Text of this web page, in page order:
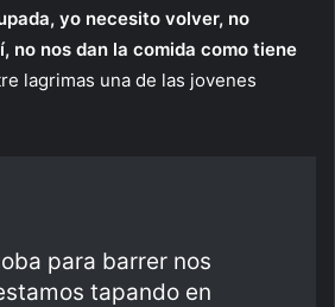
yo necesito volver, no
no nos dan la comida como tiene
lagrimas una de las jovenes
para barrer nos
tapando en